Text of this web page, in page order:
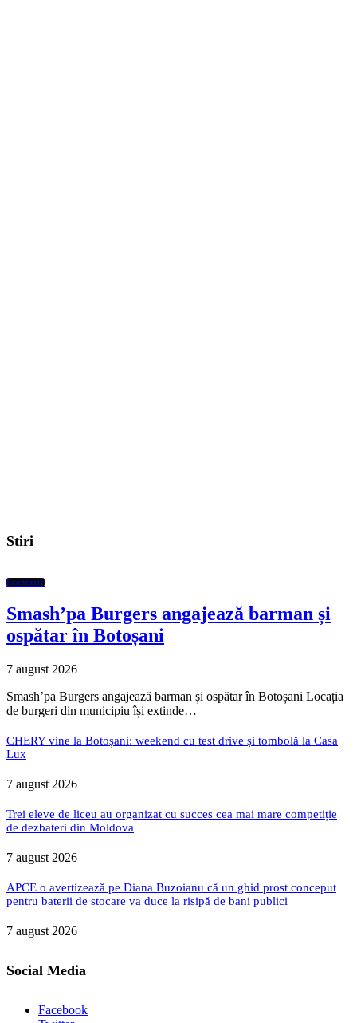
Stiri
Economic
Smash’pa Burgers angajează barman și
ospătar în Botoșani
7 august 2026
Smash’pa Burgers angajează barman și ospătar în Botoșani Locația
de burgeri din municipiu își extinde…
CHERY vine la Botoșani: weekend cu test drive și tombolă la Casa
Lux
7 august 2026
Trei eleve de liceu au organizat cu succes cea mai mare competiție
de dezbateri din Moldova
7 august 2026
APCE o avertizează pe Diana Buzoianu că un ghid prost conceput
pentru baterii de stocare va duce la risipă de bani publici
7 august 2026
Social Media
Facebook